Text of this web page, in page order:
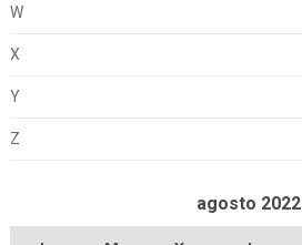
W
X
Y
Z
agosto 2022